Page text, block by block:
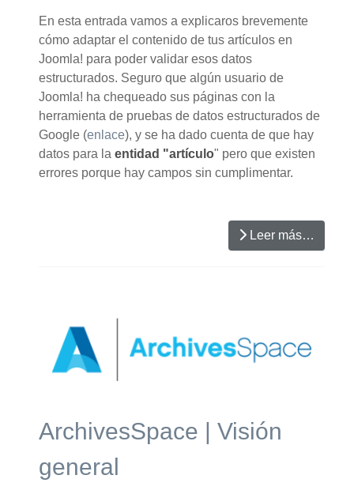
En esta entrada vamos a explicaros brevemente
cómo adaptar el contenido de tus artículos en
Joomla! para poder validar esos datos
estructurados. Seguro que algún usuario de
Joomla! ha chequeado sus páginas con la
herramienta de pruebas de datos estructurados de
Google (enlace), y se ha dado cuenta de que hay
datos para la entidad "artículo" pero que existen
errores porque hay campos sin cumplimentar.
Leer más…
ArchivesSpace | Visión
general